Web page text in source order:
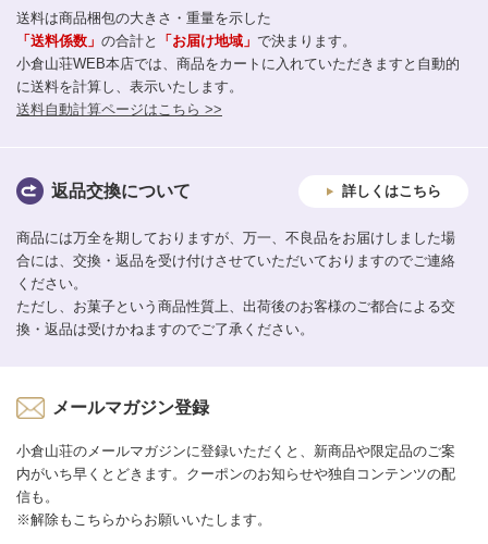
送料は商品梱包の大きさ・重量を示した
「送料係数」 の合計と 「お届け地域」 で決まります。
小倉山荘WEB本店では、商品をカートに入れていただきますと自動的
に送料を計算し、表示いたします。
送料自動計算ページはこちら >>
返品交換について 詳しくはこちら
商品には万全を期しておりますが、万一、不良品をお届けしました場
合には、交換・返品を受け付けさせていただいておりますのでご連絡
ください。
ただし、お菓子という商品性質上、出荷後のお客様のご都合による交
換・返品は受けかねますのでご了承ください。
メールマガジン登録
小倉山荘のメールマガジンに登録いただくと、新商品や限定品のご案
内がいち早くとどきます。クーポンのお知らせや独自コンテンツの配
信も。
※解除もこちらからお願いいたします。